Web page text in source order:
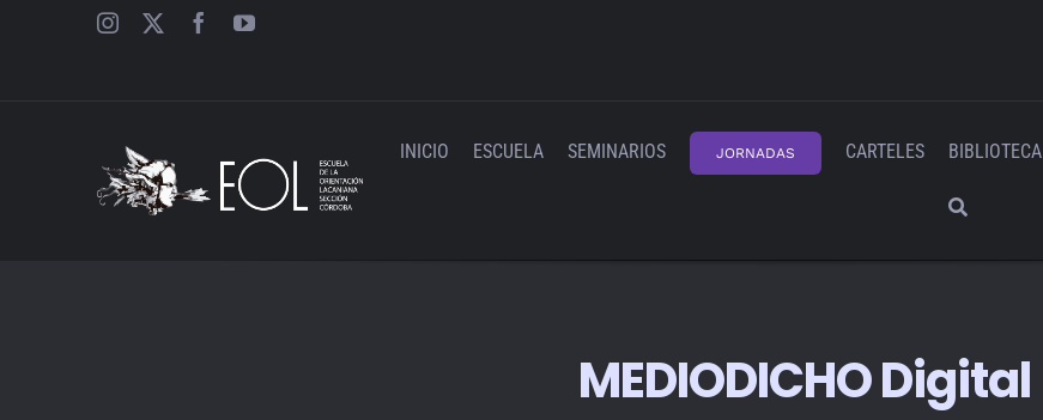
INICIO ESCUELA SEMINARIOS JORNADAS CARTELES BIBLIOTECA
MEDIODICHO Digital